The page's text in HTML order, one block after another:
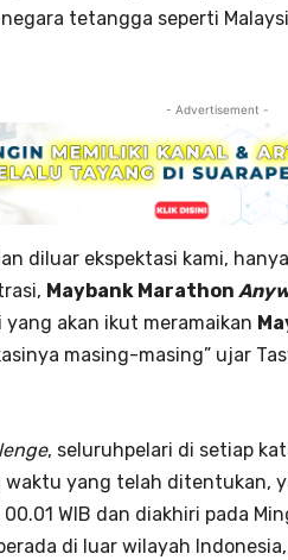
tetangga seperti
- Advertisement -
diluar ekspektasi kami,
Maybank Marathon
yang akan ikut meramaikan
masing-masing” ujar
, seluruhpelari di setiap
waktu yang telah ditentukan,
WIB dan diakhiri pada
di luar wilayah